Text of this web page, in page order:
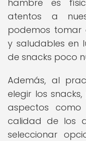
hambre es
atentos a
podemos tomar
y saludables en
de snacks poco
Además, al
elegir los
aspectos
calidad de los
seleccionar